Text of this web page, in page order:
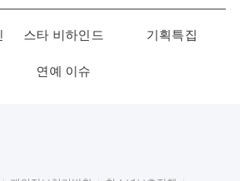
스타 비하인드 기획특집
연예 이슈